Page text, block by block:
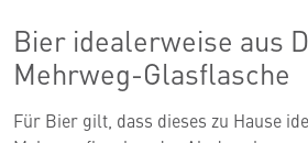
Bier idealerweise aus
Mehrweg-Glasflasche
Für Bier gilt, dass dieses zu Hause